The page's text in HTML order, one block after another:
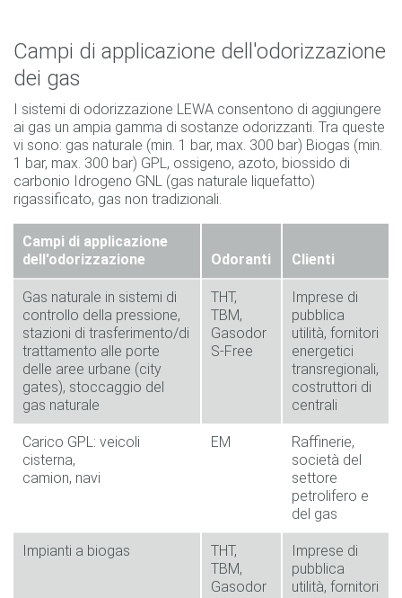
Campi di applicazione dell'odorizzazione
dei gas
I sistemi di odorizzazione LEWA consentono di aggiungere
ai gas un ampia gamma di sostanze odorizzanti. Tra queste
vi sono: gas naturale (min. 1 bar, max. 300 bar) Biogas (min.
1 bar, max. 300 bar) GPL, ossigeno, azoto, biossido di
carbonio Idrogeno GNL (gas naturale liquefatto)
rigassificato, gas non tradizionali.
Campi di applicazione
dell'odorizzazione
Odoranti Clienti
Gas naturale in sistemi di
controllo della pressione,
stazioni di trasferimento/di
trattamento alle porte
delle aree urbane (city
gates), stoccaggio del
gas naturale
THT,
TBM,
Gasodor
S-Free
Imprese di
pubblica
utilità, fornitori
energetici
transregionali,
costruttori di
centrali
Carico GPL: veicoli
cisterna,
camion, navi
EM
Raffinerie,
società del
settore
petrolifero e
del gas
Impianti a biogas
THT,
TBM,
Gasodor
Imprese di
pubblica
utilità, fornitori